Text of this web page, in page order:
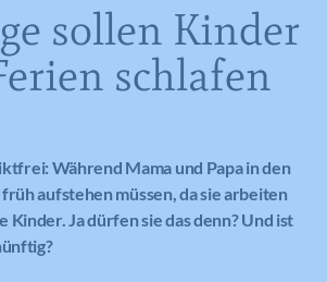
sollen Kinder
schlafen
Während Mama und Papa in den
aufstehen müssen, da sie arbeiten
Kinder. Ja dürfen sie das denn? Und ist